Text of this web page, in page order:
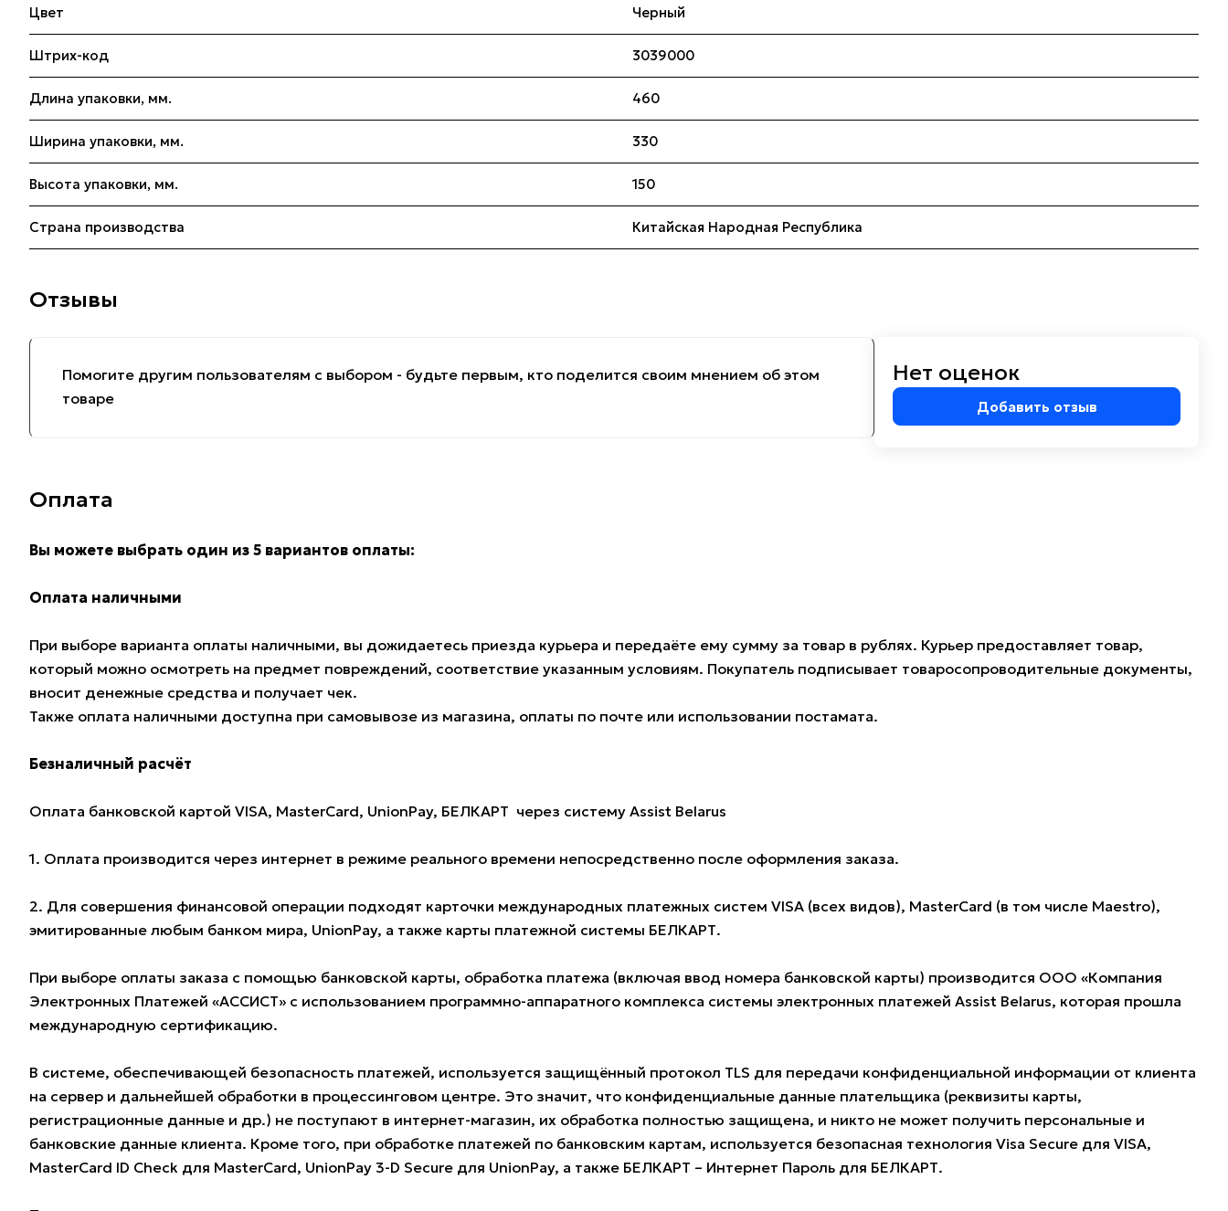
Цвет Черный
Штрих-код 3039000
Длина упаковки, мм. 460
Ширина упаковки, мм. 330
Высота упаковки, мм. 150
Страна производства Китайская Народная Республика
Отзывы
Помогите другим пользователям с выбором - будьте первым, кто поделится своим мнением об этом
товаре
Нет оценок
Добавить отзыв
Оплата
Вы можете выбрать один из 5 вариантов оплаты:
Оплата наличными
При выборе варианта оплаты наличными, вы дожидаетесь приезда курьера и передаёте ему сумму за товар в рублях. Курьер предоставляет товар,
который можно осмотреть на предмет повреждений, соответствие указанным условиям. Покупатель подписывает товаросопроводительные документы,
вносит денежные средства и получает чек.
Также оплата наличными доступна при самовывозе из магазина, оплаты по почте или использовании постамата.
Безналичный расчёт
Оплата банковской картой VISA, MasterCard, UnionPay, БЕЛКАРТ через систему Assist Belarus
1. Оплата производится через интернет в режиме реального времени непосредственно после оформления заказа.
2. Для совершения финансовой операции подходят карточки международных платежных систем VISA (всех видов), MasterCard (в том числе Maestro),
эмитированные любым банком мира, UnionPay, а также карты платежной системы БЕЛКАРТ.
При выборе оплаты заказа с помощью банковской карты, обработка платежа (включая ввод номера банковской карты) производится ООО «Компания
Электронных Платежей «АССИСТ» с использованием программно-аппаратного комплекса системы электронных платежей Assist Belarus, которая прошла
международную сертификацию.
В системе, обеспечивающей безопасность платежей, используется защищённый протокол TLS для передачи конфиденциальной информации от клиента
на сервер и дальнейшей обработки в процессинговом центре. Это значит, что конфиденциальные данные плательщика (реквизиты карты,
регистрационные данные и др.) не поступают в интернет-магазин, их обработка полностью защищена, и никто не может получить персональные и
банковские данные клиента. Кроме того, при обработке платежей по банковским картам, используется безопасная технология Visa Secure для VISA,
MasterCard ID Check для MasterCard, UnionPay 3-D Secure для UnionPay, а также БЕЛКАРТ – Интернет Пароль для БЕЛКАРТ.